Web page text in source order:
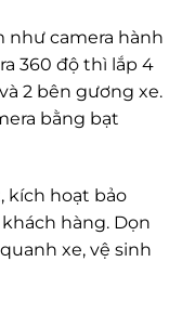
như camera hành
360 độ thì lắp 4
2 bên gương xe.
bằng bạt
kích hoạt bảo
hàng. Dọn
xe, vệ sinh